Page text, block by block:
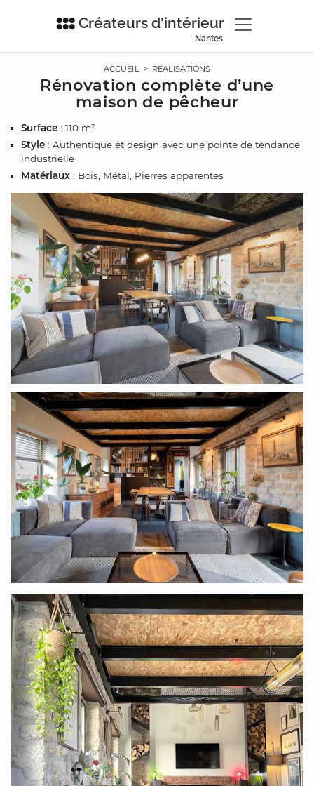
Créateurs d'intérieur
Nantes
ACCUEIL> RÉALISATIONS
Rénovation complète d’une
maison de pêcheur
Surface : 110 m²
Style : Authentique et design avec une pointe de tendance
industrielle
Matériaux : Bois, Métal, Pierres apparentes